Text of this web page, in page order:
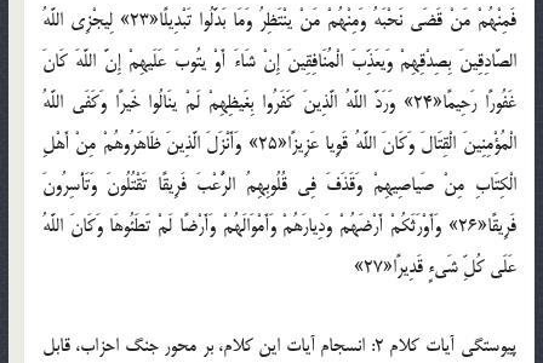
فَمِنْهُمْ مَنْ قَضَى نَحْبَهُ وَمِنْهُمْ مَنْ ينْتَظِرُ وَمَا بَدَّلُوا تَبْدِيلًا«23» لِيجْزِي اللَّهُ
الصَّادِقِينَ بِصِدْقِهِمْ وَيعَذِّبَ الْمُنَافِقِينَ إِنْ شَاءَ أَوْ يتُوبَ عَلَيهِمْ إِنَّ اللَّهَ كَانَ
غَفُورًا رَحِيمًا«24» وَرَدَّ اللَّهُ الَّذِينَ كَفَرُوا بِغَيظِهِمْ لَمْ ينَالُوا خَيرًا وَكَفَى اللَّهُ
الْمُؤْمِنِينَ الْقِتَالَ وَكَانَ اللَّهُ قَوِيا عَزِيزًا«25» وَأَنْزَلَ الَّذِينَ ظَاهَرُوهُمْ مِنْ أَهْلِ
الْكِتَابِ مِنْ صَياصِيهِمْ وَقَذَفَ فِي قُلُوبِهِمُ الرُّعْبَ فَرِيقًا تَقْتُلُونَ وَتَأْسِرُونَ
فَرِيقًا«26» وَأَوْرَثَكُمْ أَرْضَهُمْ وَدِيارَهُمْ وَأَمْوَالَهُمْ وَأَرْضًا لَمْ تَطَئُوهَا وَكَانَ اللَّهُ
عَلَى كُلِّ شَيءٍ قَدِيرًا«27»
پيوستگي آيات کلام 2: انسجام آيات اين کلام، بر محور جنگ احزاب، قابل